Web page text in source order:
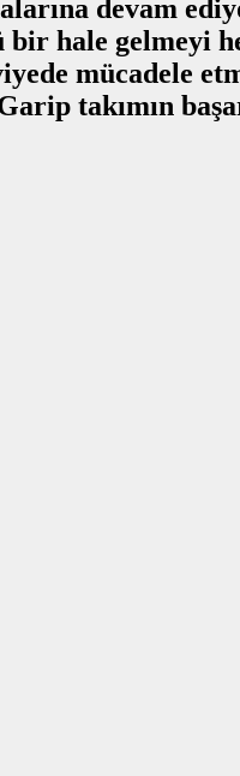
devam
bir hale gelmeyi
mücadele
takımın